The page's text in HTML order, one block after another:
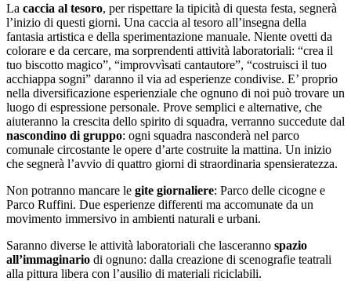
La caccia al tesoro, per rispettare la tipicità di questa festa, segnerà
l’inizio di questi giorni. Una caccia al tesoro all’insegna della
fantasia artistica e della sperimentazione manuale. Niente ovetti da
colorare e da cercare, ma sorprendenti attività laboratoriali: “crea il
tuo biscotto magico”, “improvvìsati cantautore”, “costruisci il tuo
acchiappa sogni” daranno il via ad esperienze condivise. E’ proprio
nella diversificazione esperienziale che ognuno di noi può trovare un
luogo di espressione personale. Prove semplici e alternative, che
aiuteranno la crescita dello spirito di squadra, verranno succedute dal
nascondino di gruppo: ogni squadra nasconderà nel parco
comunale circostante le opere d’arte costruite la mattina. Un inizio
che segnerà l’avvio di quattro giorni di straordinaria spensieratezza.
Non potranno mancare le gite giornaliere: Parco delle cicogne e
Parco Ruffini. Due esperienze differenti ma accomunate da un
movimento immersivo in ambienti naturali e urbani.
Saranno diverse le attività laboratoriali che lasceranno spazio
all’immaginario di ognuno: dalla creazione di scenografie teatrali
alla pittura libera con l’ausilio di materiali riciclabili.